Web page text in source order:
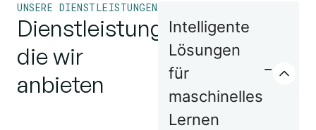
UNSERE DIENSTLEISTUNGEN
Dienstleistungen,
die wir
anbieten
Intelligente
Lösungen
für
maschinelles
Lernen